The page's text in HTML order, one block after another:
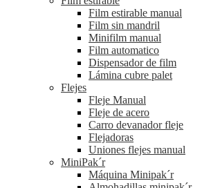
Film estirable manual
Film sin mandril
Minifilm manual
Film automatico
Dispensador de film
Lámina cubre palet
Flejes
Fleje Manual
Fleje de acero
Carro devanador fleje
Flejadoras
Uniones flejes manual
MiniPak´r
Máquina Minipak´r